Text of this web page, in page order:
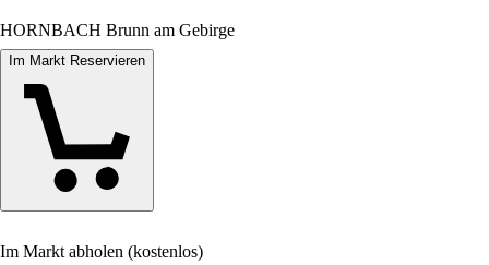
HORNBACH Brunn am Gebirge
Im Markt Reservieren
Im Markt abholen (kostenlos)